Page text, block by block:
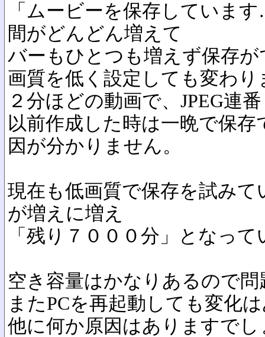
「ムービーを保存していま
間がどんどん増えて
バーもひとつも増えず保存
画質を低く設定しても変わ
２分ほどの動画で、JPEG連
以前作成した時は一晩で保
因が分かりません。
現在も低画質で保存を試み
が増えに増え
「残り７０００分」となっ
空き容量はかなりあるので
またPCを再起動しても変化
他に何か原因はありますで